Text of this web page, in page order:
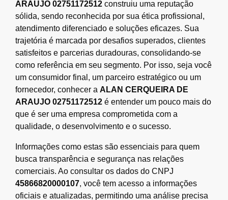
ARAUJO 02751172512 construiu uma reputação
sólida, sendo reconhecida por sua ética profissional,
atendimento diferenciado e soluções eficazes. Sua
trajetória é marcada por desafios superados, clientes
satisfeitos e parcerias duradouras, consolidando-se
como referência em seu segmento. Por isso, seja você
um consumidor final, um parceiro estratégico ou um
fornecedor, conhecer a ALAN CERQUEIRA DE
ARAUJO 02751172512 é entender um pouco mais do
que é ser uma empresa comprometida com a
qualidade, o desenvolvimento e o sucesso.
Informações como estas são essenciais para quem
busca transparência e segurança nas relações
comerciais. Ao consultar os dados do CNPJ
45866820000107, você tem acesso a informações
oficiais e atualizadas, permitindo uma análise precisa